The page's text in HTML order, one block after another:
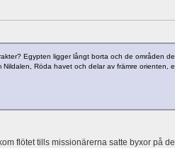
Egypten ligger långt borta och de områden
Röda havet och delar av främre orienten,
flötet tills missionärerna satte byxor på